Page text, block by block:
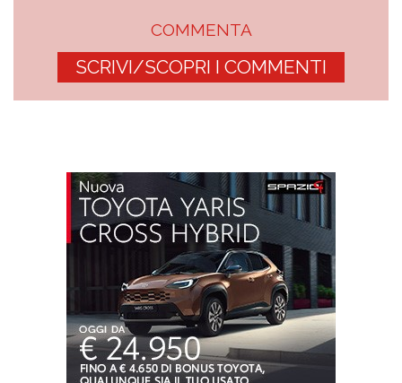
COMMENTA
SCRIVI/SCOPRI I COMMENTI